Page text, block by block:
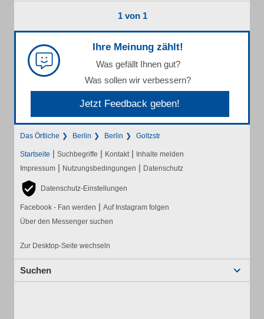
1 von 1
Ihre Meinung zählt!
Was gefällt Ihnen gut?
Was sollen wir verbessern?
Jetzt Feedback geben!
Das Örtliche Berlin Berlin Goltzstr
Startseite | Suchbegriffe | Kontakt | Inhalte melden
Impressum | Nutzungsbedingungen | Datenschutz
Datenschutz-Einstellungen
Facebook - Fan werden | Auf Instagram folgen
Über den Messenger suchen
Zur Desktop-Seite wechseln
Suchen